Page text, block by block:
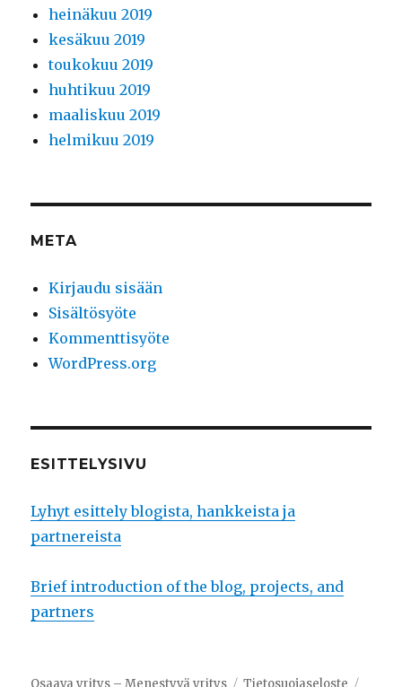
heinäkuu 2019
kesäkuu 2019
toukokuu 2019
huhtikuu 2019
maaliskuu 2019
helmikuu 2019
META
Kirjaudu sisään
Sisältösyöte
Kommenttisyöte
WordPress.org
ESITTELYSIVU
Lyhyt esittely blogista, hankkeista ja
partnereista
Brief introduction of the blog, projects, and
partners
Osaava yritys – Menestyvä yritys Tietosuojaseloste